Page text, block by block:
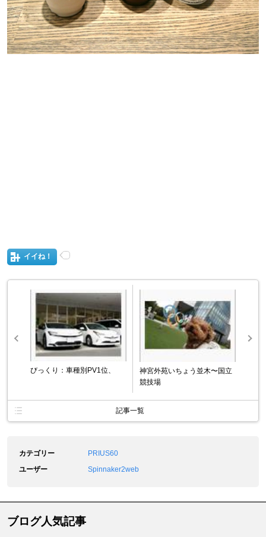
イイね！
びっくり：車種別PV1位、
神宮外苑いちょう並木〜国立
競技場
記事一覧
カテゴリー
PRIUS60
ユーザー
Spinnaker2web
ブログ人気記事